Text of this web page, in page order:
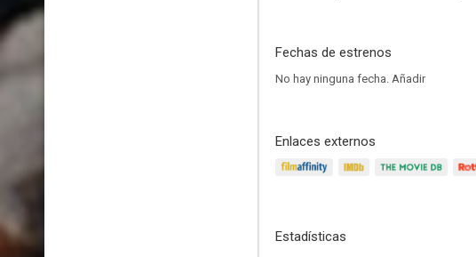
Fechas de estrenos
No hay ninguna fecha. Añadir
Enlaces externos
Estadísticas